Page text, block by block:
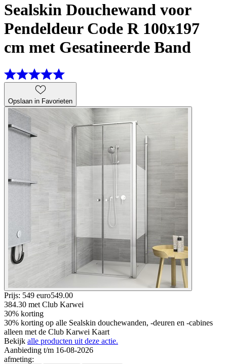
Sealskin Douchewand voor
Pendeldeur Code R 100x197
cm met Gesatineerde Band
Opslaan in Favorieten
Prijs: 549 euro549.00
384.30 met Club Karwei
30% korting
30% korting op alle Sealskin douchewanden, -deuren en -cabines
alleen met de Club Karwei Kaart
Bekijk alle producten uit deze actie.
Aanbieding t/m 16-08-2026
afmeting: